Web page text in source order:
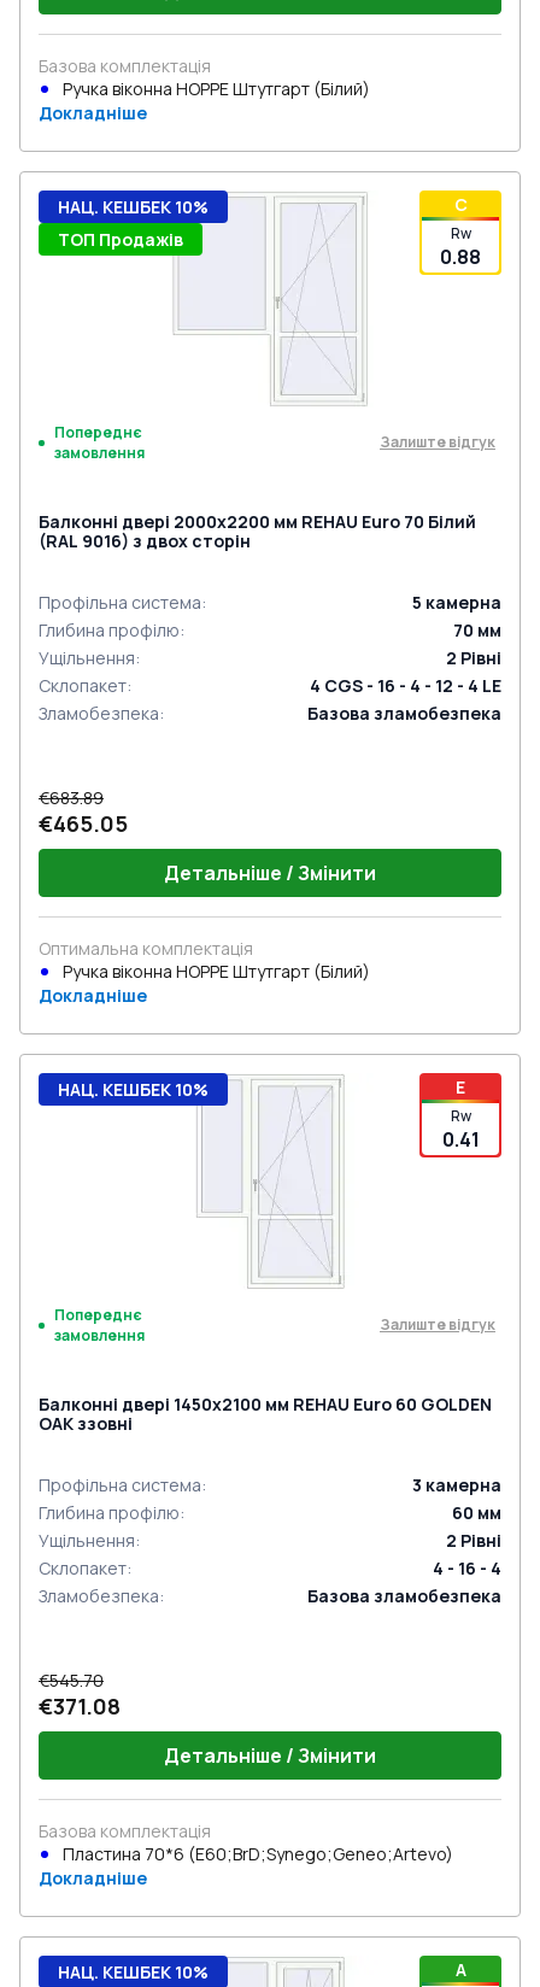
Базова комплектація
Ручка віконна HOPPE Штутгарт (Білий)
Докладніше
C
Rw
0.88
НАЦ. КЕШБЕК 10%
ТОП Продажів
Попереднє
замовлення
Залиште відгук
Балконні двері 2000x2200 мм REHAU Euro 70 Білий
(RAL 9016) з двох сторін
Профільна система: 5 камерна
Глибина профілю: 70 мм
Ущільнення: 2 Рівні
Склопакет:
4 CGS - 16 - 4 - 12 - 4 LE
Зламобезпека: Базова зламобезпека
€683.89
€465.05
Детальніше / Змінити
Оптимальна комплектація
Ручка віконна HOPPE Штутгарт (Білий)
Докладніше
E
Rw
0.41
НАЦ. КЕШБЕК 10%
Попереднє
замовлення
Залиште відгук
Балконні двері 1450x2100 мм REHAU Euro 60 GOLDEN
OAK ззовні
Профільна система: 3 камерна
Глибина профілю: 60 мм
Ущільнення: 2 Рівні
Склопакет:
4 - 16 - 4
Зламобезпека: Базова зламобезпека
€545.70
€371.08
Детальніше / Змінити
Базова комплектація
Пластина 70*6 (E60;BrD;Synego;Geneo;Artevo)
Докладніше
A
НАЦ. КЕШБЕК 10%